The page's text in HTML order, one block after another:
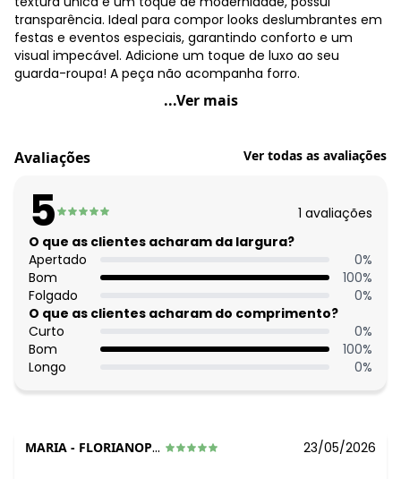
transparência. Ideal para compor looks deslumbrantes em
festas e eventos especiais, garantindo conforto e um
visual impecável. Adicione um toque de luxo ao seu
guarda-roupa! A peça não acompanha forro.
Quintess - Blusa Bege em Malha Devorê
Modelagem: Justa
Comprimento da manga: Longa
Comprimento: Básico
Forro: Não possui
Decote frente: Com gola
Complemento: Leve transparência
Tecido: Malha devorê texturizada 110g 69% poliéster, 30%
algodão, 1% elastano meia malha
Uso em festas: Sim
...Ver mais
Avaliações Ver todas as avaliações
5 1 avaliações
O que as clientes acharam da largura?
Apertado
0%
Bom
100%
Folgado
0%
O que as clientes acharam do comprimento?
Curto
0%
Bom
100%
Longo
0%
MARIA - FLORIANOPOLIS - SC 23/05/2026